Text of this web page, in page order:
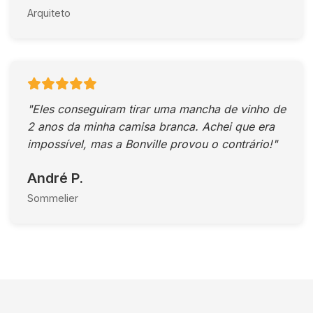
Arquiteto
"Eles conseguiram tirar uma mancha de vinho de
2 anos da minha camisa branca. Achei que era
impossível, mas a Bonville provou o contrário!"
André P.
Sommelier